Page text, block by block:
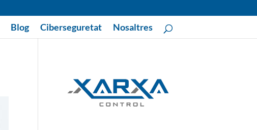
Blog Ciberseguretat Nosaltres